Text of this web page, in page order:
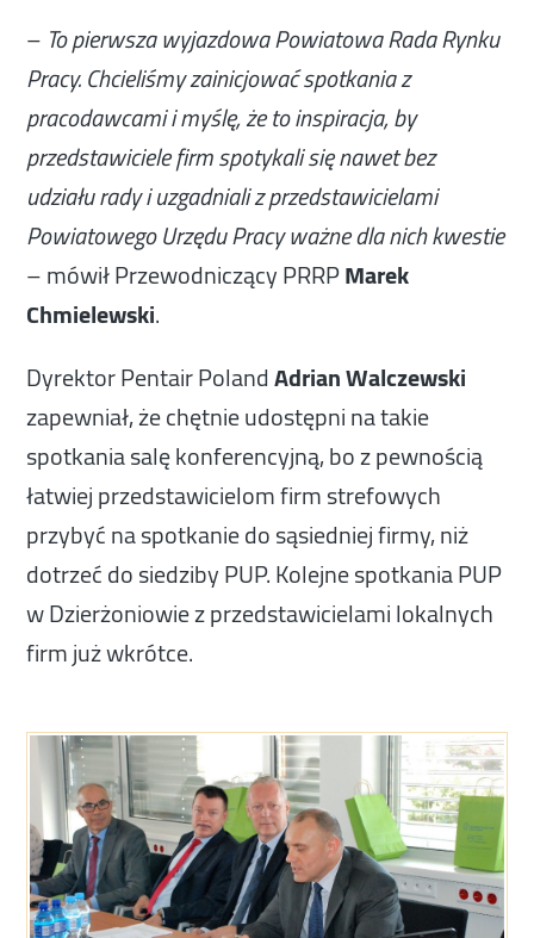
– To pierwsza wyjazdowa Powiatowa Rada Rynku
Pracy. Chcieliśmy zainicjować spotkania z
pracodawcami i myślę, że to inspiracja, by
przedstawiciele firm spotykali się nawet bez
udziału rady i uzgadniali z przedstawicielami
Powiatowego Urzędu Pracy ważne dla nich kwestie
– mówił Przewodniczący PRRPMarek
Chmielewski.
Dyrektor Pentair PolandAdrian Walczewski
zapewniał, że chętnie udostępni na takie
spotkania salę konferencyjną, bo z pewnością
łatwiej przedstawicielom firm strefowych
przybyć na spotkanie do sąsiedniej firmy, niż
dotrzeć do siedziby PUP. Kolejne spotkania PUP
w Dzierżoniowie z przedstawicielami lokalnych
firm już wkrótce.